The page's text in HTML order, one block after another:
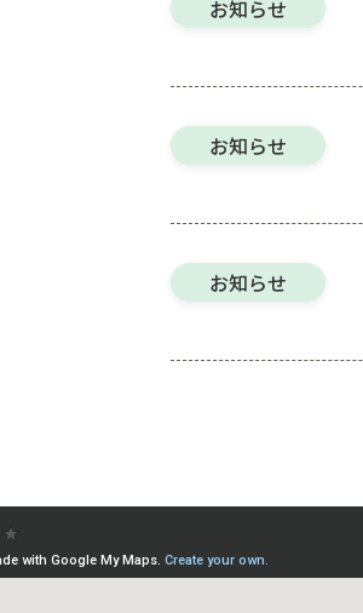
お知らせ
お知らせ
お知らせ